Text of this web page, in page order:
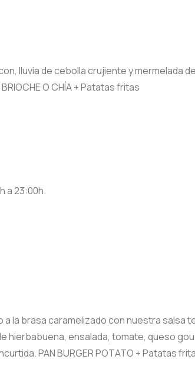
lluvia de cebolla crujiente y mermelada
O CHÍA + Patatas fritas
a 23:00h.
la brasa caramelizado con nuestra salsa
hierbabuena, ensalada, tomate, queso
PAN BURGER POTATO + Patatas